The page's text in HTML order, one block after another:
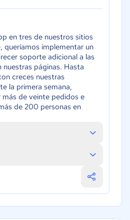
en tres de nuestros sitios
queríamos implementar un
soporte adicional a las
nuestras páginas. Hasta
creces nuestras
la primera semana,
de veinte pedidos e
de 200 personas en